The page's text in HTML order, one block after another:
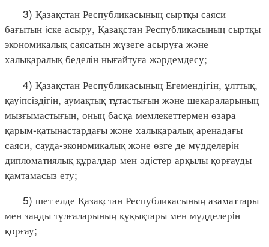
3) Қазақстан Республикасының сыртқы саяси
бағытын iске асыру, Қазақстан Республикасының сыртқы
экономикалық саясатын жүзеге асыруға және
халықаралық беделiн нығайтуға жәрдемдесу;
4) Қазақстан Республикасының Егемендігін, ұлттық,
қауiпсiздiгiн, аумақтық тұтастығын және шекараларының
мызғымастығын, оның басқа мемлекеттермен өзара
қарым-қатынастардағы және халықаралық аренадағы
саяси, сауда-экономикалық және өзге де мүдделерiн
дипломатиялық құралдар мен әдiстер арқылы қорғауды
қамтамасыз ету;
5) шет елде Қазақстан Республикасының азаматтары
мен заңды тұлғаларының құқықтары мен мүдделерiн
қорғау;